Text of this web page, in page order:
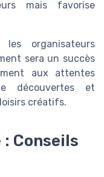
mais favorise
organisateurs
sera un succès
aux attentes
découvertes et
créatifs.
Conseils